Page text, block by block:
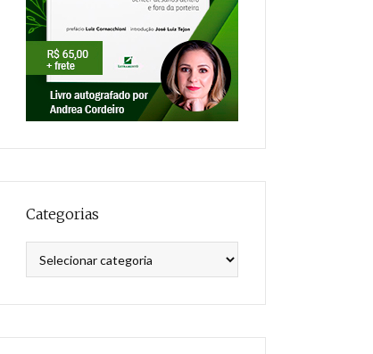
Categorias